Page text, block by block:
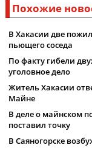
Похожие
В Хакасии две
пьющего соседа
По факту гибели
уголовное дело
Житель Хакасии
Майне
В деле о майнском
поставил точку
В Саяногорске